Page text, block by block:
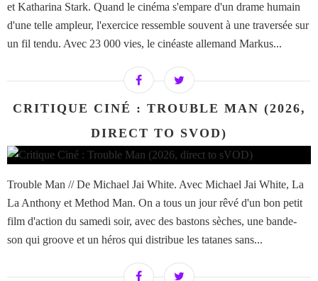
et Katharina Stark. Quand le cinéma s'empare d'un drame humain
d'une telle ampleur, l'exercice ressemble souvent à une traversée sur
un fil tendu. Avec 23 000 vies, le cinéaste allemand Markus...
CRITIQUE CINÉ : TROUBLE MAN (2026,
DIRECT TO SVOD)
Trouble Man // De Michael Jai White. Avec Michael Jai White, La
La Anthony et Method Man. On a tous un jour rêvé d'un bon petit
film d'action du samedi soir, avec des bastons sèches, une bande-
son qui groove et un héros qui distribue les tatanes sans...